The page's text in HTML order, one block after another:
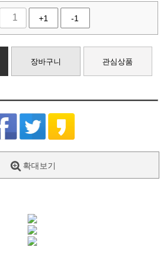
+1 -1
장바구니 관심상품
확대보기